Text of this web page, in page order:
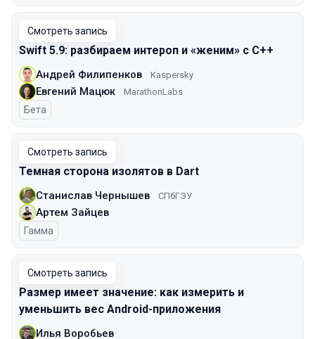
Смотреть запись
Swift 5.9: разбираем интероп и «женим» с С++
Андрей Филипенков Kaspersky
Евгений Мацюк MarathonLabs
Бета
Смотреть запись
Темная сторона изолятов в Dart
Станислав Чернышев СПбГЭУ
Артем Зайцев
Гамма
Смотреть запись
Размер имеет значение: как измерить и
уменьшить вес Android-приложения
Илья Воробьев